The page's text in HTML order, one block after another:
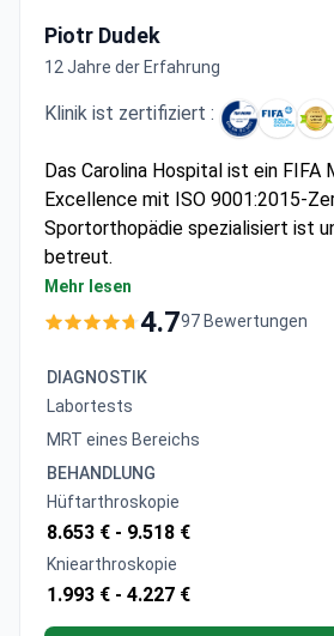
Piotr Dudek
12 Jahre der Erfahrung
Klinik ist zertifiziert :
Das Carolina Hospital ist ein FIFA
Excellence mit ISO 9001:2015-
Sportorthopädie spezialisiert ist
betreut.
Chirurgen haben über 1.100
900 Knieeingriffe durchgeführt
System und maßgeschneiderte
Spezialisiert auf
einschließlich arthroskopischer
pädiatrischen ACL-
Mehr lesen
4.797 Bewertungen
DIAGNOSTIK
Labortests
MRT eines Bereichs
BEHANDLUNG
Hüftarthroskopie
8.653 € - 9.518 €
Kniearthroskopie
1.993 € - 4.227 €